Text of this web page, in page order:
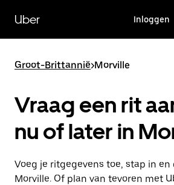
naar
hoofdinhoud
Uber Inloggen
Groot-Brittannië>Morville
Vraag een rit
nu of later in
Voeg je ritgegevens toe, stap in en
Morville. Of plan van tevoren met